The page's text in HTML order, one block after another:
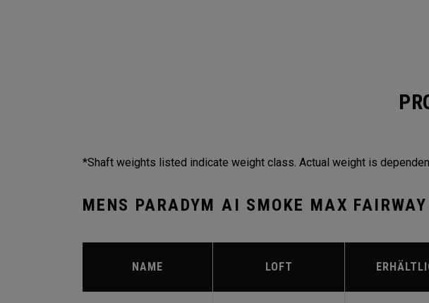
*Shaft weights listed indicate weight class. Actual weight is
MENS PARADYM AI SMOKE MAX FAIRWAY
NAME LOFT